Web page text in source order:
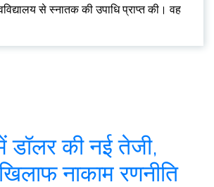
से स्नातक की उपाधि प्राप्त की। वह
डॉलर की नई तेजी,
नाकाम रणनीति